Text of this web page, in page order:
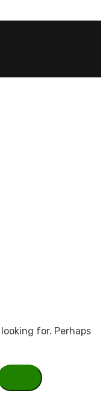
for. Perhaps